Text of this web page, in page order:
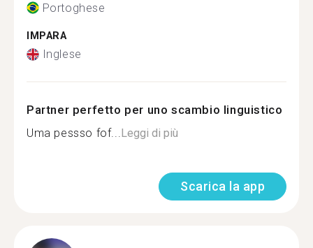
Portoghese
IMPARA
Inglese
Partner perfetto per uno scambio linguistico
Uma pessso fof...Leggi di più
Scarica la app